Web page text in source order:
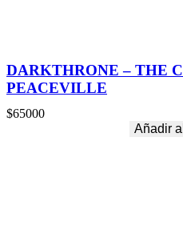
DARKTHRONE – THE
PEACEVILLE
$65000
Añadir